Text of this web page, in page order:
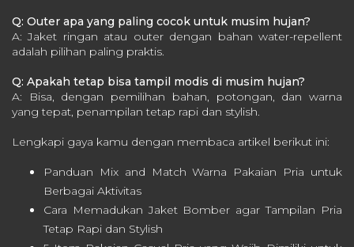
Q: Outer apa yang paling cocok untuk musim hujan?
A: Jaket ringan atau outer dengan bahan water-repellent
adalah pilihan paling praktis.
Q: Apakah tetap bisa tampil modis di musim hujan?
A: Bisa, dengan pemilihan bahan, potongan, dan warna
yang tepat, penampilan tetap rapi dan stylish.
Lengkapi gaya kamu dengan membaca artikel berikut ini:
Panduan Mix and Match Warna Pakaian Pria untuk
Berbagai Aktivitas
Cara Memadukan Jaket Bomber agar Tampilan Pria
Tetap Rapi dan Stylish